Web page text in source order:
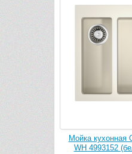
Мойка кухонная
WH 4993152